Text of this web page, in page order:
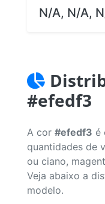
N/A, N/A,
#efedf3
A cor #efedf3 é
quantidades de
ou ciano,
Veja abaixo a
modelo.